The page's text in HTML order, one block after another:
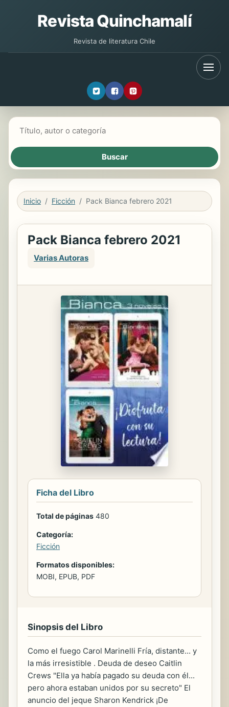
Revista Quinchamalí
Revista de literatura Chile
Inicio Ficción Pack Bianca febrero 2021
Pack Bianca febrero 2021
Varias Autoras
Ficha del Libro
Total de páginas 480
Categoría:
Ficción
Formatos disponibles:
MOBI, EPUB, PDF
Sinopsis del Libro
Como el fuego Carol Marinelli Fría, distante... y
la más irresistible . Deuda de deseo Caitlin
Crews "Ella ya había pagado su deuda con él...
pero ahora estaban unidos por su secreto" El
anuncio del jeque Sharon Kendrick ¡De